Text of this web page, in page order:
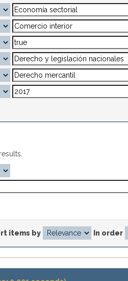
items by In order